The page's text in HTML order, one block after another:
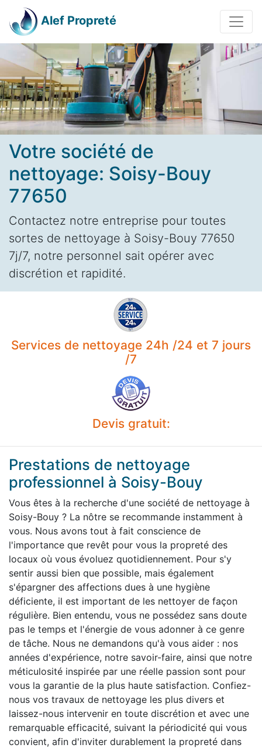
Alef Propreté
Votre société de
nettoyage: Soisy-Bouy
77650
Contactez notre entreprise pour toutes
sortes de nettoyage à Soisy-Bouy 77650
7j/7, notre personnel sait opérer avec
discrétion et rapidité.
Services de nettoyage 24h /24 et 7 jours
/7
Devis gratuit:
Prestations de nettoyage
professionnel à Soisy-Bouy
Vous êtes à la recherche d'une société de nettoyage à
Soisy-Bouy ? La nôtre se recommande instamment à
vous. Nous avons tout à fait conscience de
l'importance que revêt pour vous la propreté des
locaux où vous évoluez quotidiennement. Pour s'y
sentir aussi bien que possible, mais également
s'épargner des affections dues à une hygiène
déficiente, il est important de les nettoyer de façon
régulière. Bien entendu, vous ne possédez sans doute
pas le temps et l'énergie de vous adonner à ce genre
de tâche. Nous ne demandons qu'à vous aider : nos
années d'expérience, notre savoir-faire, ainsi que notre
méticulosité inspirée par une réelle passion sont pour
vous la garantie de la plus haute satisfaction. Confiez-
nous vos travaux de nettoyage les plus divers et
laissez-nous intervenir en toute discrétion et avec une
remarquable efficacité, suivant la périodicité qui vous
convient, afin d'inviter durablement la propreté dans